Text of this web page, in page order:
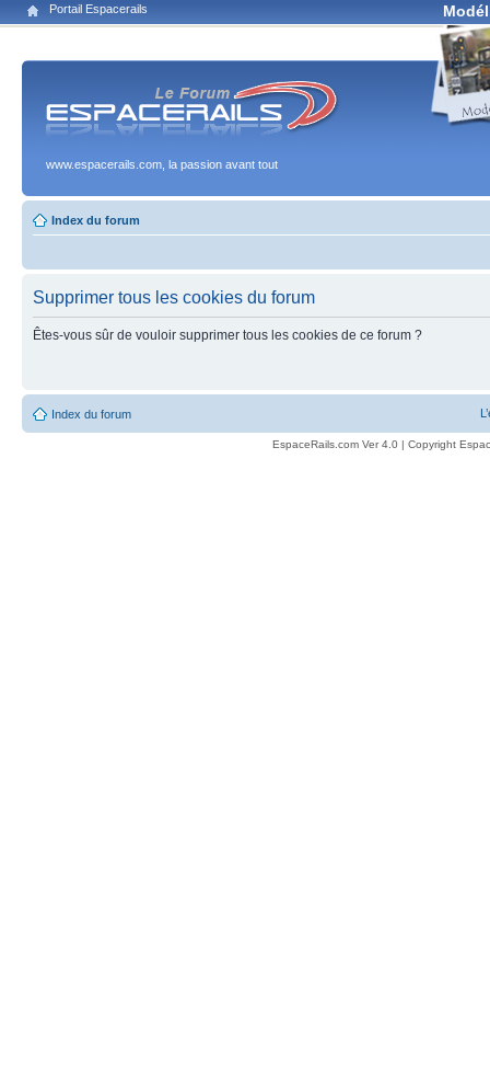
Portail Espacerails
www.espacerails.com, la passion avant tout
Index du forum
Supprimer tous les cookies du forum
Êtes-vous sûr de vouloir supprimer tous les cookies de ce forum ?
Index du forum
EspaceRails.com Ver 4.0 | Copyright